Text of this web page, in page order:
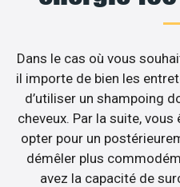
Dans le cas où vous
il importe de bien les
d’utiliser un shampoing
cheveux. Par la suite,
opter pour un
démêler plus
avez la capacité de